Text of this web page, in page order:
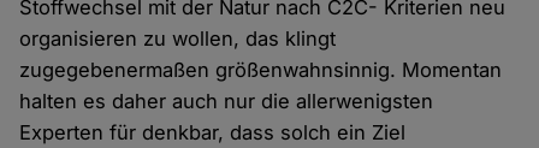
Stoffwechsel mit der Natur nach C2C- Kriterien neu
organisieren zu wollen, das klingt
zugegebenermaßen größenwahnsinnig. Momentan
halten es daher auch nur die allerwenigsten
Experten für denkbar, dass solch ein Ziel